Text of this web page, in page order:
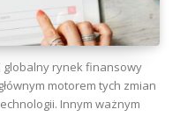
globalny rynek finansowy
motorem tych zmian
Innym ważnym